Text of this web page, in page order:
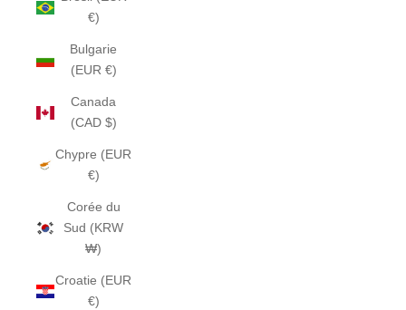
€)
Bulgarie
(EUR €)
Canada
(CAD $)
Chypre (EUR
€)
Corée du
Sud (KRW
₩)
Croatie (EUR
€)